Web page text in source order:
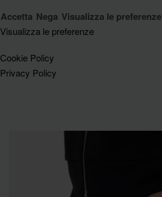
Accetta Nega Visualizza le preferenze
Visualizza le preferenze
Cookie Policy
Privacy Policy